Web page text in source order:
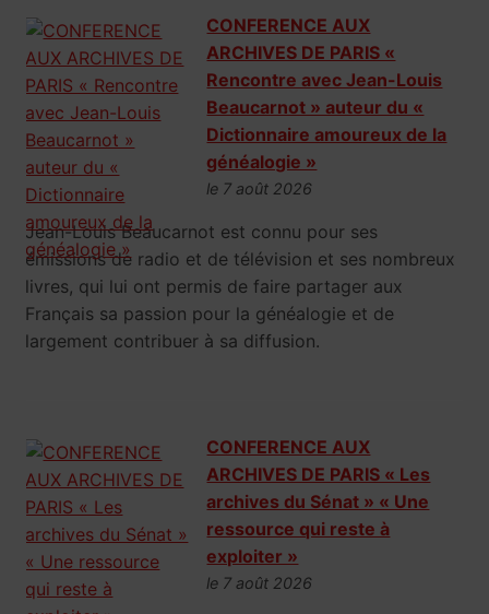
CONFERENCE AUX
ARCHIVES DE PARIS «
Rencontre avec Jean-Louis
Beaucarnot » auteur du «
Dictionnaire amoureux de la
généalogie »
le 7 août 2026
Jean-Louis Beaucarnot est connu pour ses
émissions de radio et de télévision et ses nombreux
livres, qui lui ont permis de faire partager aux
Français sa passion pour la généalogie et de
largement contribuer à sa diffusion.
CONFERENCE AUX
ARCHIVES DE PARIS « Les
archives du Sénat » « Une
ressource qui reste à
exploiter »
le 7 août 2026